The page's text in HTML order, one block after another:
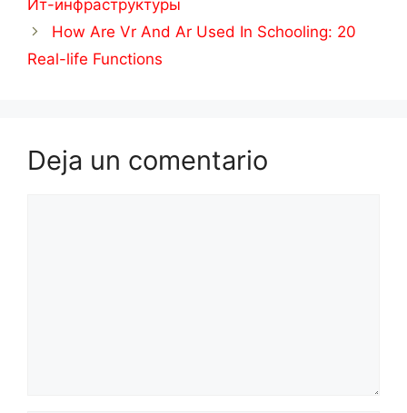
Ит-инфраструктуры
How Are Vr And Ar Used In Schooling: 20
Real-life Functions
Deja un comentario